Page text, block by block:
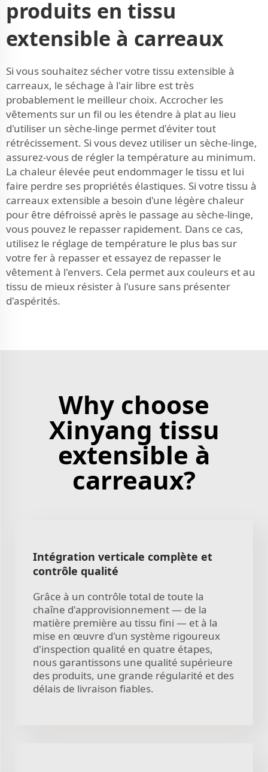
produits en tissu
extensible à carreaux
Si vous souhaitez sécher votre tissu extensible à
carreaux, le séchage à l'air libre est très
probablement le meilleur choix. Accrocher les
vêtements sur un fil ou les étendre à plat au lieu
d'utiliser un sèche-linge permet d'éviter tout
rétrécissement. Si vous devez utiliser un sèche-linge,
assurez-vous de régler la température au minimum.
La chaleur élevée peut endommager le tissu et lui
faire perdre ses propriétés élastiques. Si votre tissu à
carreaux extensible a besoin d'une légère chaleur
pour être défroissé après le passage au sèche-linge,
vous pouvez le repasser rapidement. Dans ce cas,
utilisez le réglage de température le plus bas sur
votre fer à repasser et essayez de repasser le
vêtement à l'envers. Cela permet aux couleurs et au
tissu de mieux résister à l'usure sans présenter
d'aspérités.
Why choose
Xinyang tissu
extensible à
carreaux?
Intégration verticale complète et
contrôle qualité
Grâce à un contrôle total de toute la
chaîne d'approvisionnement — de la
matière première au tissu fini — et à la
mise en œuvre d'un système rigoureux
d'inspection qualité en quatre étapes,
nous garantissons une qualité supérieure
des produits, une grande régularité et des
délais de livraison fiables.